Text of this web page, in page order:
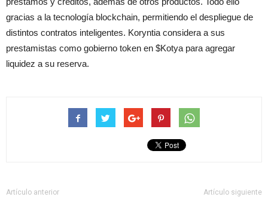
gracias a la tecnología blockchain, permitiendo el despliegue de
distintos contratos inteligentes. Koryntia considera a sus
prestamistas como gobierno token en $Kotya para agregar
liquidez a su reserva.
Artículo anterior Artículo siguiente